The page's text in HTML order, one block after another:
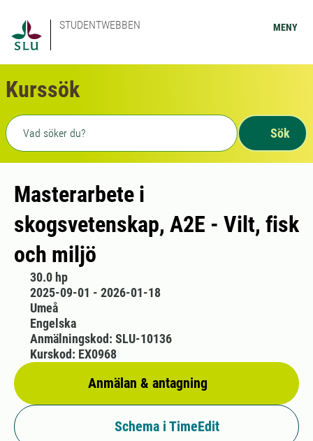
STUDENTWEBBEN MENY
Kurssök
Fritext sökning
Sök
Masterarbete i
skogsvetenskap, A2E - Vilt, fisk
och miljö
30.0 hp
2025-09-01 - 2026-01-18
Umeå
Engelska
Anmälan & antagning
Anmälningskod: SLU-10136
Kurskod: EX0968
Schema i TimeEdit